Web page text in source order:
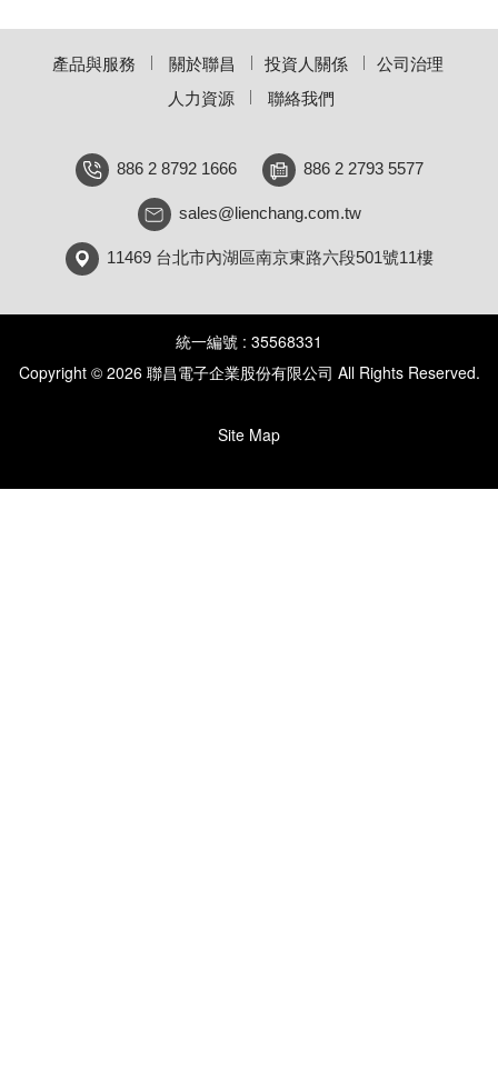
產品與服務 關於聯昌 投資人關係
公司治理
人力資源
聯絡我們
886 2 8792 1666 886 2 2793 5577
sales@lienchang.com.tw
11469 台北市內湖區南京東路六段501號11樓
統一編號 : 35568331
Copyright © 2026 聯昌電子企業股份有限公司 All Rights Reserved.
Site Map